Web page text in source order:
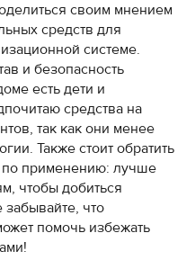
своим мнением
средств для
системе.
и безопасность
есть дети и
средства на
так как они менее
Также стоит обратить
применению: лучше
чтобы добиться
что
помочь избежать